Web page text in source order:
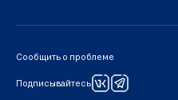
Сообщить о проблеме
Подписывайтесь